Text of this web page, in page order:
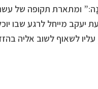
ומתארת תקופה של
מייחל לרגע שבו
לשאוף לשוב אליה